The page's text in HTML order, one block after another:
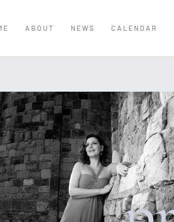
ABOUT NEWS CALENDAR